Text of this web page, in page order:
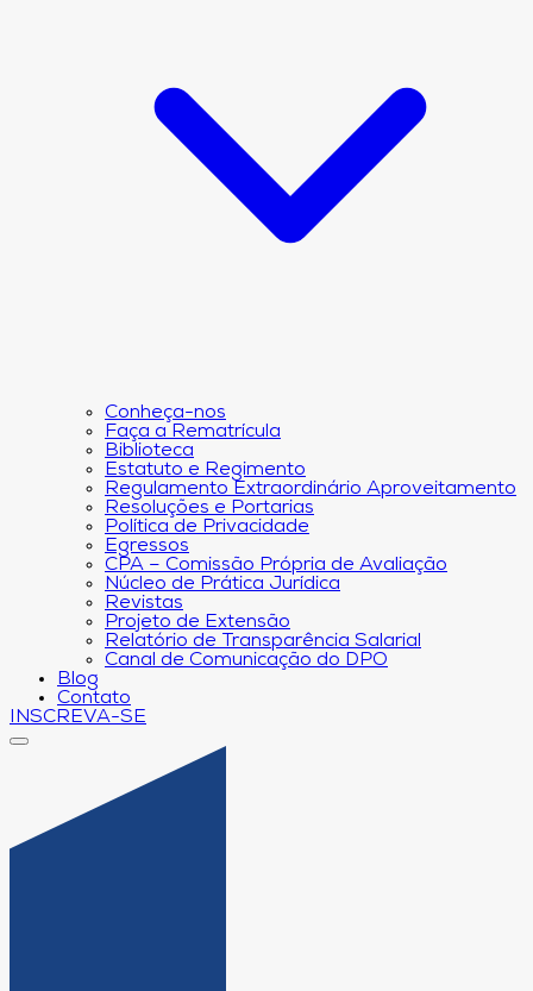
Conheça-nos
Faça a Rematrícula
Biblioteca
Estatuto e Regimento
Regulamento Extraordinário Aproveitamento
Resoluções e Portarias
Política de Privacidade
Egressos
CPA – Comissão Própria de Avaliação
Núcleo de Prática Jurídica
Revistas
Projeto de Extensão
Relatório de Transparência Salarial
Canal de Comunicação do DPO
Blog
Contato
INSCREVA-SE